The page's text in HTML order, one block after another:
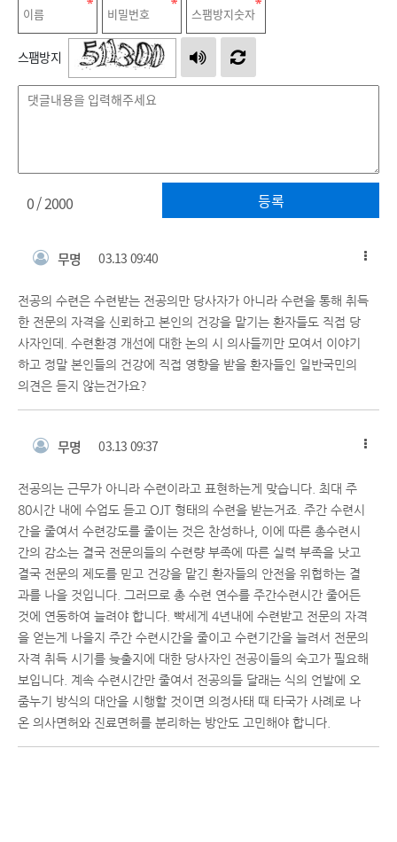
스팸방지
등록
0/ 2000
무명 03.13 09:40
전공의 수련은 수련받는 전공의만 당사자가 아니라 수련을 통해 취득
한 전문의 자격을 신뢰하고 본인의 건강을 맡기는 환자들도 직접 당
사자인데. 수련환경 개선에 대한 논의 시 의사들끼만 모여서 이야기
하고 정말 본인들의 건강에 직접 영향을 받을 환자들인 일반국민의
의견은 듣지 않는건가요?
무명 03.13 09:37
전공의는 근무가 아니라 수련이라고 표현하는게 맞습니다. 최대 주
80시간 내에 수업도 듣고 OJT 형태의 수련을 받는거죠. 주간 수련시
간을 줄여서 수련강도를 줄이는 것은 찬성하나, 이에 따른 총수련시
간의 감소는 결국 전문의들의 수련량 부족에 따른 실력 부족을 낫고
결국 전문의 제도를 믿고 건강을 맡긴 환자들의 안전을 위협하는 결
과를 나을 것입니다. 그러므로 총 수련 연수를 주간수련시간 줄어든
것에 연동하여 늘려야 합니다. 빡세게 4년내에 수련받고 전문의 자격
을 얻는게 나을지 주간 수련시간을 줄이고 수련기간을 늘려서 전문의
자격 취득 시기를 늦출지에 대한 당사자인 전공이들의 숙고가 필요해
보입니다. 계속 수련시간만 줄여서 전공의들 달래는 식의 언발에 오
줌누기 방식의 대안을 시행할 것이면 의정사태 때 타국가 사례로 나
온 의사면허와 진료면허를 분리하는 방안도 고민해야 합니다.